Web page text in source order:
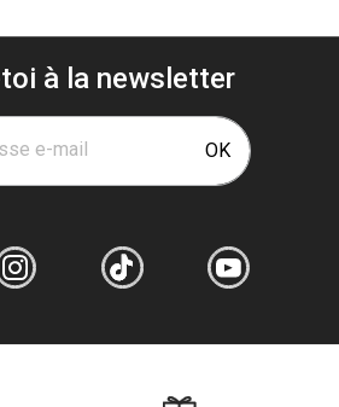
à la newsletter
e-mail OK